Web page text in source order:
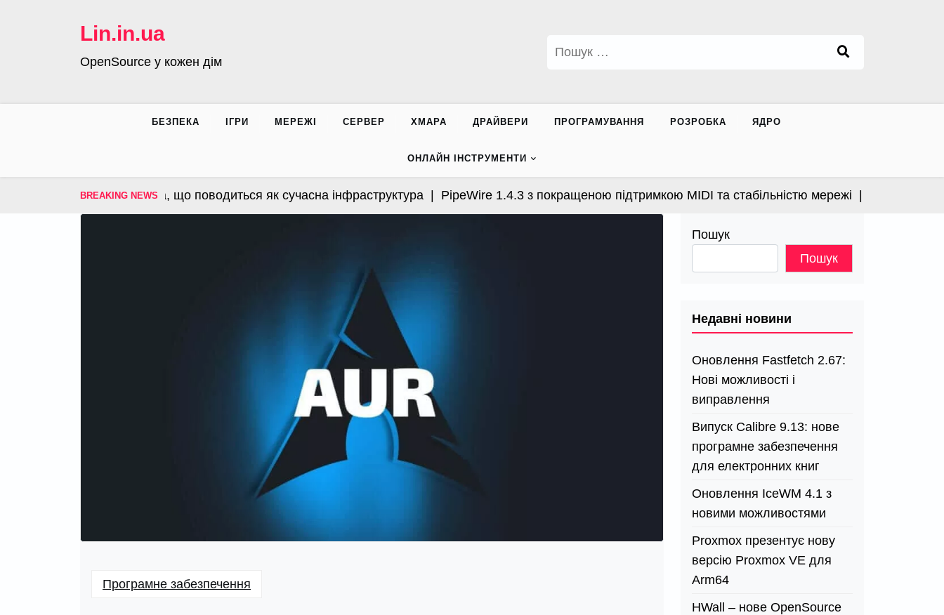
Lin.in.ua
OpenSource у кожен дім
БЕЗПЕКА ІГРИ МЕРЕЖІ СЕРВЕР ХМАРА ДРАЙВЕРИ ПРОГРАМУВАННЯ РОЗРОБКА ЯДРО
ОНЛАЙН ІНСТРУМЕНТИ
BREAKING NEWS
– операційна система, що поводиться як сучасна інфраструктура |PipeWire 1.4.3 з покращеною підтримкою MIDI та стабільністю мережі |Apple
Програмне забезпечення
Пошук
Пошук
Недавні новини
Оновлення Fastfetch 2.67:
Нові можливості і
виправлення
Випуск Calibre 9.13: нове
програмне забезпечення
для електронних книг
Оновлення IceWM 4.1 з
новими можливостями
Proxmox презентує нову
версію Proxmox VE для
Arm64
HWall – нове OpenSource